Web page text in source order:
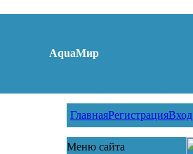
AquaМир
ГлавнаяРегистрацияВход
Меню сайта